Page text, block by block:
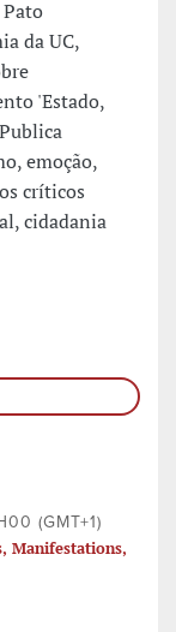
da UC,
'Estado,
emoção,
críticos
cidadania
(GMT+1)
Manifestations,